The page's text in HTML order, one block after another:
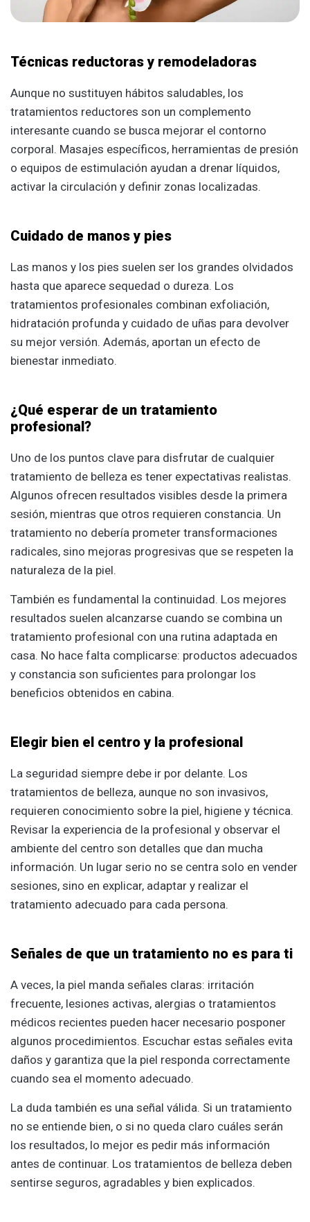
Técnicas reductoras y remodeladoras
Aunque no sustituyen hábitos saludables, los
tratamientos reductores son un complemento
interesante cuando se busca mejorar el contorno
corporal. Masajes específicos, herramientas de presión
o equipos de estimulación ayudan a drenar líquidos,
activar la circulación y definir zonas localizadas.
Cuidado de manos y pies
Las manos y los pies suelen ser los grandes olvidados
hasta que aparece sequedad o dureza. Los
tratamientos profesionales combinan exfoliación,
hidratación profunda y cuidado de uñas para devolver
su mejor versión. Además, aportan un efecto de
bienestar inmediato.
¿Qué esperar de un tratamiento
profesional?
Uno de los puntos clave para disfrutar de cualquier
tratamiento de belleza es tener expectativas realistas.
Algunos ofrecen resultados visibles desde la primera
sesión, mientras que otros requieren constancia. Un
tratamiento no debería prometer transformaciones
radicales, sino mejoras progresivas que se respeten la
naturaleza de la piel.
También es fundamental la continuidad. Los mejores
resultados suelen alcanzarse cuando se combina un
tratamiento profesional con una rutina adaptada en
casa. No hace falta complicarse: productos adecuados
y constancia son suficientes para prolongar los
beneficios obtenidos en cabina.
Elegir bien el centro y la profesional
La seguridad siempre debe ir por delante. Los
tratamientos de belleza, aunque no son invasivos,
requieren conocimiento sobre la piel, higiene y técnica.
Revisar la experiencia de la profesional y observar el
ambiente del centro son detalles que dan mucha
información. Un lugar serio no se centra solo en vender
sesiones, sino en explicar, adaptar y realizar el
tratamiento adecuado para cada persona.
Señales de que un tratamiento no es para ti
A veces, la piel manda señales claras: irritación
frecuente, lesiones activas, alergias o tratamientos
médicos recientes pueden hacer necesario posponer
algunos procedimientos. Escuchar estas señales evita
daños y garantiza que la piel responda correctamente
cuando sea el momento adecuado.
La duda también es una señal válida. Si un tratamiento
no se entiende bien, o si no queda claro cuáles serán
los resultados, lo mejor es pedir más información
antes de continuar. Los tratamientos de belleza deben
sentirse seguros, agradables y bien explicados.